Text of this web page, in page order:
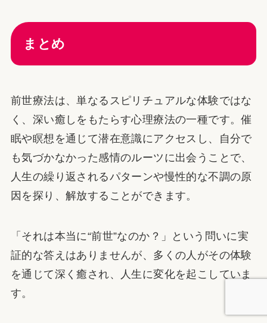
まとめ
前世療法は、単なるスピリチュアルな体験ではな
く、深い癒しをもたらす心理療法の一種です。催
眠や瞑想を通じて潜在意識にアクセスし、自分で
も気づかなかった感情のルーツに出会うことで、
人生の繰り返されるパターンや慢性的な不調の原
因を探り、解放することができます。
「それは本当に“前世”なのか？」という問いに実
証的な答えはありませんが、多くの人がその体験
を通じて深く癒され、人生に変化を起こしていま
す。